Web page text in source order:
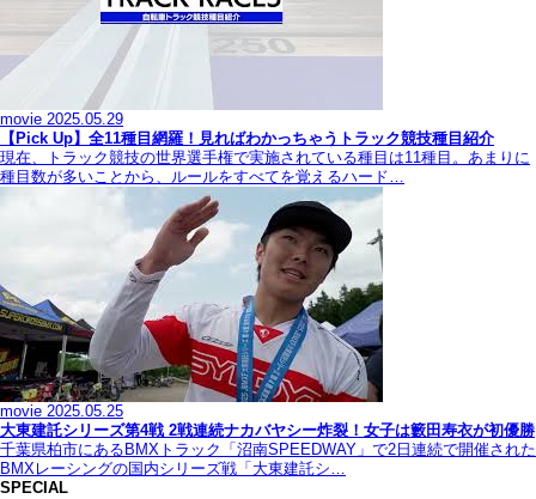
movie 2025.05.29
【Pick Up】全11種目網羅！見ればわかっちゃうトラック競技種目紹介
現在、トラック競技の世界選手権で実施されている種目は11種目。あまりに
種目数が多いことから、ルールをすべてを覚えるハード…
movie 2025.05.25
大東建託シリーズ第4戦 2戦連続ナカバヤシー炸裂！女子は籔田寿衣が初優勝
千葉県柏市にあるBMXトラック「沼南SPEEDWAY」で2日連続で開催された
BMXレーシングの国内シリーズ戦「大東建託シ…
SPECIAL